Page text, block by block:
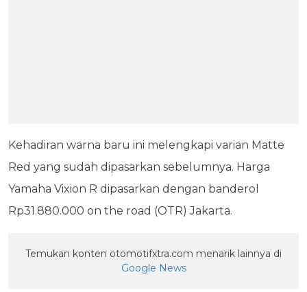
Kehadiran warna baru ini melengkapi varian Matte
Red yang sudah dipasarkan sebelumnya. Harga
Yamaha Vixion R dipasarkan dengan banderol
Rp31.880.000 on the road (OTR) Jakarta.
Temukan konten otomotifxtra.com menarik lainnya di
Google News